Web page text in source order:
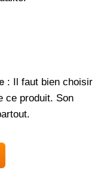
: Il faut bien choisir
ce produit. Son